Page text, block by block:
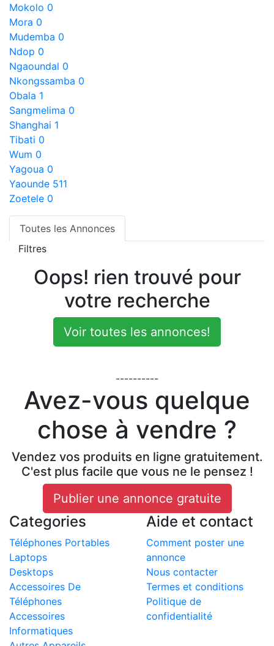
Mokolo 0
Mora 0
Mudemba 0
Ndop 0
Ngaoundal 0
Nkongssamba 0
Obala 1
Sangmelima 0
Shanghai 1
Tibati 0
Wum 0
Yagoua 0
Yaounde 511
Zoetele 0
Toutes les Annonces
Filtres
Oops! rien trouvé pour
votre recherche
Voir toutes les annonces!
----------
Avez-vous quelque
chose à vendre ?
Vendez vos produits en ligne gratuitement.
C'est plus facile que vous ne le pensez !
Publier une annonce gratuite
Categories
Téléphones Portables
Laptops
Desktops
Accessoires De
Téléphones
Accessoires
Informatiques
Aide et contact
Comment poster une
annonce
Nous contacter
Termes et conditions
Politique de
confidentialité